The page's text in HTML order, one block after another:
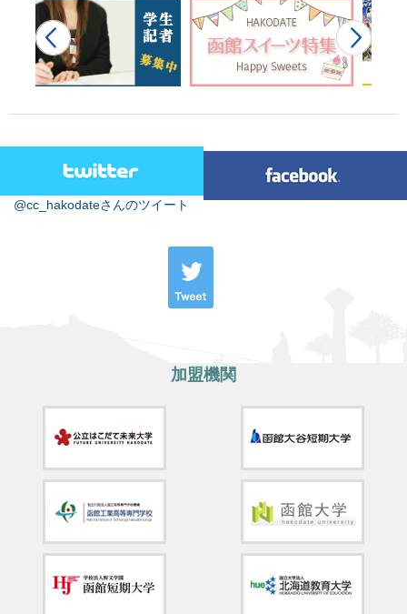
@cc_hakodateさんのツイート
加盟機関